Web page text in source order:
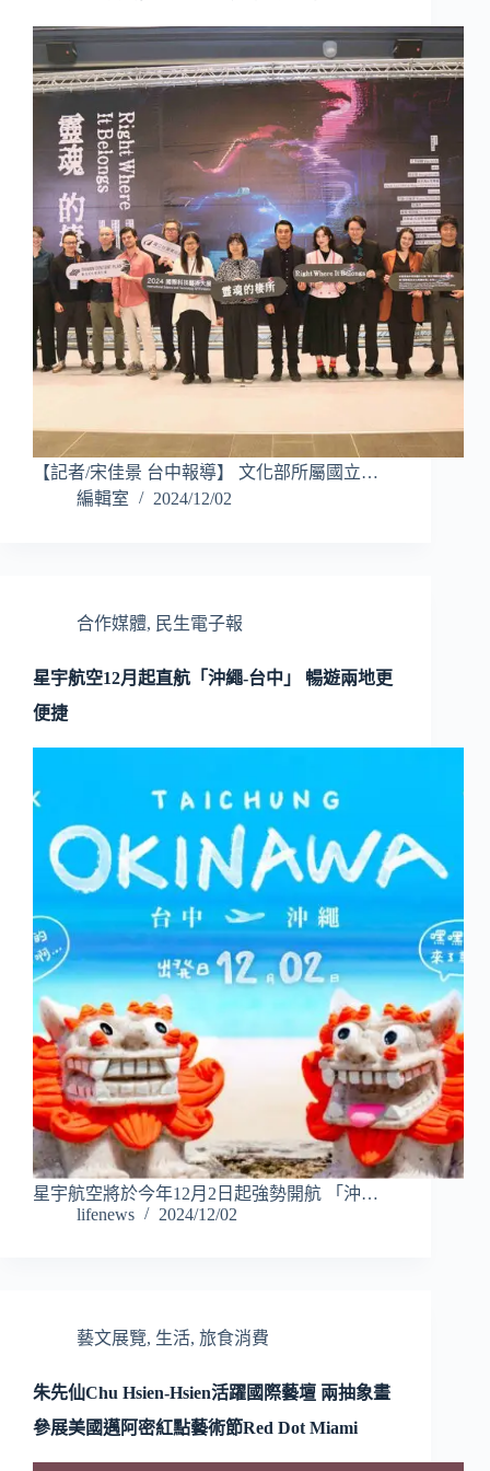
【記者/宋佳景 台中報導】 文化部所屬國立…
編輯室
2024/12/02
合作媒體, 民生電子報
星宇航空12月起直航「沖繩-台中」 暢遊兩地更
便捷
星宇航空將於今年12月2日起強勢開航 「沖…
lifenews
2024/12/02
藝文展覽, 生活, 旅食消費
朱先仙Chu Hsien-Hsien活躍國際藝壇 兩抽象畫
參展美國邁阿密紅點藝術節Red Dot Miami